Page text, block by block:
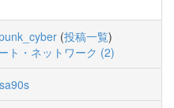
(投稿一覧)
ト・ネットワーク (2)